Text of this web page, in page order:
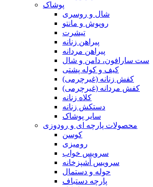
پوشاک
شال و روسری
روپوش و مانتو
تیشرت
پیراهن زنانه
پیراهن مردانه
ست سارافون، دامن و شال
کیف و کوله پشتی
کفش زنانه (غیرچرمی)
کفش مردانه (غیرچرمی)
کلاه زنانه
دستکش زنانه
سایر پوشاک
محصولات پارچه ای و رودوزی
کوسن
رومیزی
سرویس خواب
سرویس آشپزخانه
حوله و دستمال
پارچه دستباف